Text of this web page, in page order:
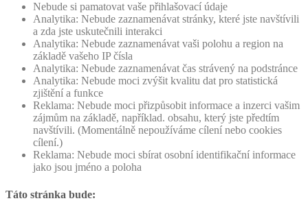
Nebude si pamatovat vaše přihlašovací údaje
Analytika: Nebude zaznamenávat stránky, které jste navštívili
a zda jste uskutečnili interakci
Analytika: Nebude zaznamenávat vaši polohu a region na
základě vašeho IP čísla
Analytika: Nebude zaznamenávat čas strávený na podstránce
Analytika: Nebude moci zvýšit kvalitu dat pro statistická
zjištění a funkce
Reklama: Nebude moci přizpůsobit informace a inzerci vašim
zájmům na základě, například. obsahu, který jste předtím
navštívili. (Momentálně nepoužíváme cílení nebo cookies
cílení.)
Reklama: Nebude moci sbírat osobní identifikační informace
jako jsou jméno a poloha
Táto stránka bude: